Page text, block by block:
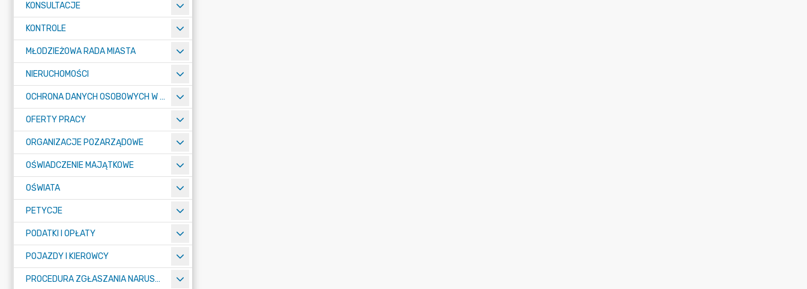
KONSULTACJE
KONTROLE
MŁODZIEŻOWA RADA MIASTA
NIERUCHOMOŚCI
OCHRONA DANYCH OSOBOWYCH W URZĘDZIE MIASTA ŻORY - RODO
OFERTY PRACY
ORGANIZACJE POZARZĄDOWE
OŚWIADCZENIE MAJĄTKOWE
OŚWIATA
PETYCJE
PODATKI I OPŁATY
POJAZDY I KIEROWCY
PROCEDURA ZGŁASZANIA NARUSZEŃ PRAWA